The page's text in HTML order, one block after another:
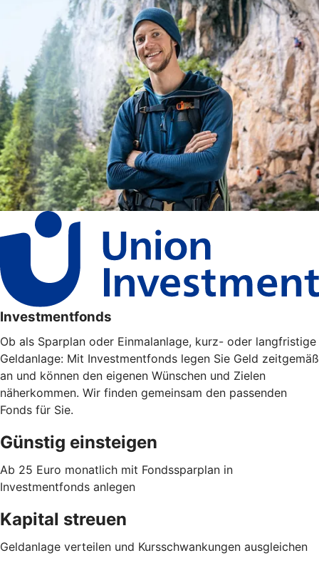
Investmentfonds
Ob als Sparplan oder Einmalanlage, kurz- oder langfristige
Geldanlage: Mit Investmentfonds legen Sie Geld zeitgemäß
an und können den eigenen Wünschen und Zielen
näherkommen. Wir finden gemeinsam den passenden
Fonds für Sie.
Günstig einsteigen
Ab 25 Euro monatlich mit Fondssparplan in
Investmentfonds anlegen
Kapital streuen
Geldanlage verteilen und Kursschwankungen ausgleichen